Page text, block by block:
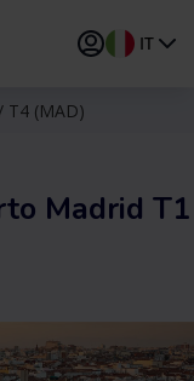
IT
T4 (MAD)
Madrid T1